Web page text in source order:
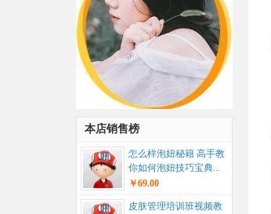
本店销售榜
怎么样泡妞秘籍 高手教
你如何泡妞技巧宝典...
￥69.00
皮肤管理培训班视频教